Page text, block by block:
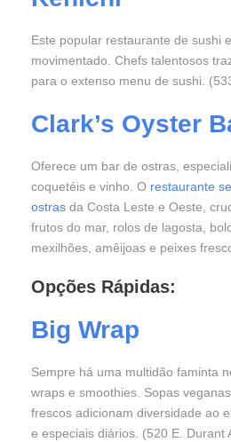
Este popular restaurante de sushi
movimentado. Chefs talentosos
para o extenso menu de sushi.
Clark’s Oyster
Oferece um bar de ostras,
coquetéis e vinho. O restaurante
ostras da Costa Leste e Oeste,
frutos do mar, rolos de lagosta,
mexilhões, amêijoas e peixes
Opções Rápidas:
Big Wrap
Sempre há uma multidão faminta
wraps e smoothies. Sopas
frescos adicionam diversidade ao
e especiais diários. (520 E. Durant